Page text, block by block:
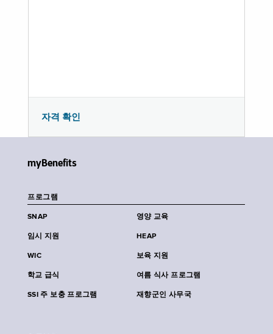
자격 확인
myBenefits
프로그램
SNAP 영양 교육
임시 지원 HEAP
WIC 보육 지원
학교 급식 여름 식사 프로그램
SSI 주 보충 프로그램 재향군인 사무국